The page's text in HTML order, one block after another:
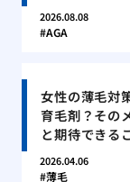
2026.08.08
AGA
女性の薄毛対
育毛剤？その
と期待できる
2026.04.06
薄毛